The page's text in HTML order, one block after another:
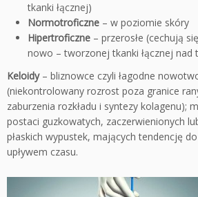
tkanki łącznej)
Normotroficzne – w poziomie skóry
Hipertroficzne – przerosłe (cechują
nowo – tworzonej tkanki łącznej nad
Keloidy– bliznowce czyli łagodne
(niekontrolowany rozrost poza granice
zaburzenia rozkładu i syntezy kolagenu);
postaci guzkowatych, zaczerwienionych
płaskich wypustek, mających tendencję
upływem czasu.